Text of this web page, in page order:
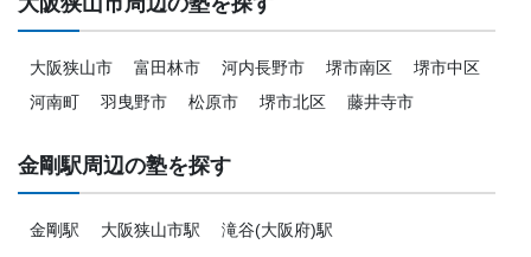
大阪狭山市 富田林市 河内長野市 堺市南区
堺市中区
河南町
羽曳野市 松原市 堺市北区 藤井寺市
金剛駅周辺の塾を探す
金剛駅 大阪狭山市駅 滝谷(大阪府)駅